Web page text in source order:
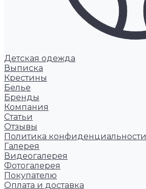
Детская одежда
Выписка
Крестины
Белье
Бренды
Компания
Статьи
Отзывы
Политика конфиденциальности
Галерея
Видеогалерея
Фотогалерея
Покупателю
Оплата и доставка